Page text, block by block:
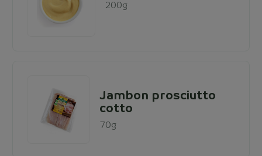
200g
Jambon prosciutto
cotto
70g